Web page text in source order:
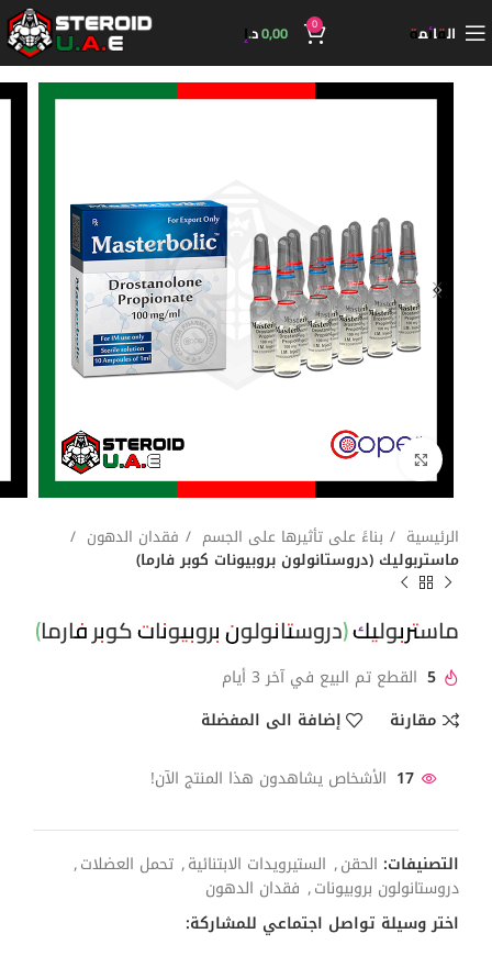
القائمة 0
0,00د.إ
اضغط للتكبير
الرئيسية بناءً على تأثيرها على الجسم
فقدان الدهون
ماستربوليك (دروستانولون بروبيونات كوبر فارما)
ماستربوليك (دروستانولون بروبيونات كوبر فارما)
5 القطع تم البيع في آخر 3 أيام
مقارنة
إضافة الى المفضلة
17 الأشخاص يشاهدون هذا المنتج الآن!
التصنيفات: الحقن, الستيرويدات الابتنائية, تحمل العضلات,
دروستانولون بروبيونات, فقدان الدهون
اختر وسيلة تواصل اجتماعي للمشاركة: